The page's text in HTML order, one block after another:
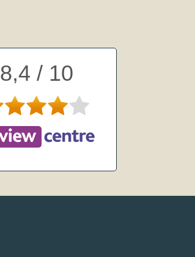
8,4 / 10